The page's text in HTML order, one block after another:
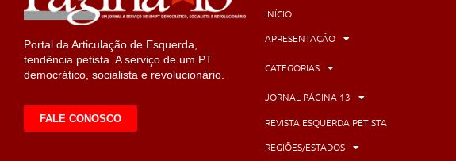
Portal da Articulação de Esquerda,
tendência petista. A serviço de um PT
democrático, socialista e revolucionário.
FALE CONOSCO
INÍCIO
APRESENTAÇÃO
CATEGORIAS
JORNAL PÁGINA 13
REVISTA ESQUERDA PETISTA
REGIÕES/ESTADOS